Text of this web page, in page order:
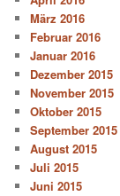
März 2016
Februar 2016
Januar 2016
Dezember 2015
November 2015
Oktober 2015
September 2015
August 2015
Juli 2015
Juni 2015